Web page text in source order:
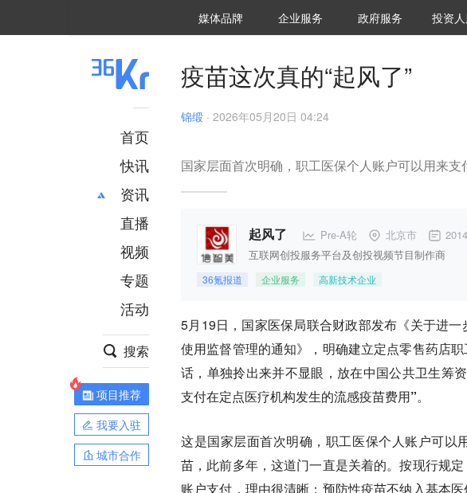
媒体品牌 36Kr研究院
企业服务 城市之窗
政府服务 VClub投
投资机构
投资
首页
快讯
资讯
推荐
财经
项目推荐
安徽
直播
视频
专题
活动
搜索
项目推荐
我要入驻
城市合作
疫苗这次真的“起风了”
锦缎 · 2026年05月20日 04:24
国家层面首次明确，职工医保个人账户可以用来支
起风了 Pre-A轮 北京市
互联网创投服务平台及创投视频节目制作商
36氪报道 企业服务 高新技术企业
5月19日，国家医保局联合财政部发布《关于进
使用监督管理的通知》，明确建立定点零售药店
话，单独拎出来并不显眼，放在中国公共卫生筹
支付在定点医疗机构发生的流感疫苗费用”。
这是国家层面首次明确，职工医保个人账户可
苗，此前多年，这道门一直是关着的。按现行规
账户支付，理由很清晰：预防性疫苗不纳入基本